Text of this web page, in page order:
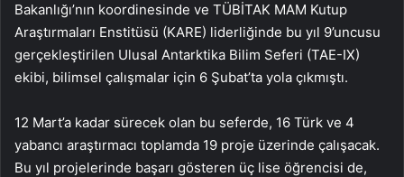
Bakanlığı’nın koordinesinde ve TÜBİTAK MAM Kutup
Araştırmaları Enstitüsü (KARE) liderliğinde bu yıl 9’uncusu
gerçekleştirilen Ulusal Antarktika Bilim Seferi (TAE-IX)
ekibi, bilimsel çalışmalar için 6 Şubat’ta yola çıkmıştı.
12 Mart’a kadar sürecek olan bu seferde, 16 Türk ve 4
yabancı araştırmacı toplamda 19 proje üzerinde çalışacak.
Bu yıl projelerinde başarı gösteren üç lise öğrencisi de,